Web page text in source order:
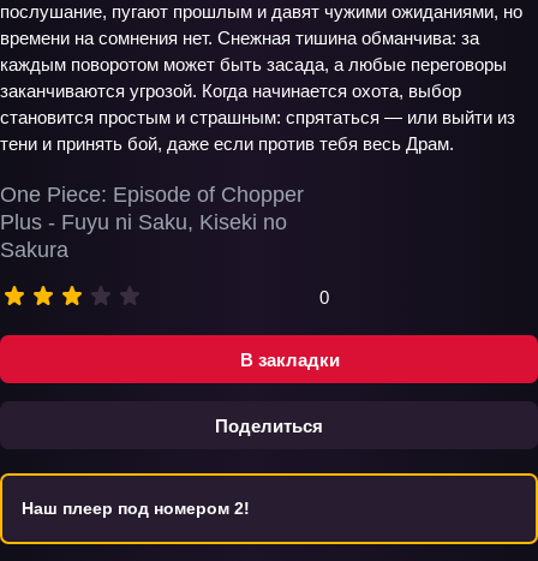
В закладки
Поделиться
One Piece: Episode of Chopper
Plus - Fuyu ni Saku, Kiseki no
Sakura
0
послушание, пугают прошлым и давят чужими ожиданиями, но
времени на сомнения нет. Снежная тишина обманчива: за
каждым поворотом может быть засада, а любые переговоры
заканчиваются угрозой. Когда начинается охота, выбор
становится простым и страшным: спрятаться — или выйти из
тени и принять бой, даже если против тебя весь Драм.
Наш плеер под номером 2!